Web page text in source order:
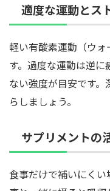
適度な運動とス
軽い有酸素運動（ウ
す。過度な運動は逆
ない強度が目安です
らしましょう。
サプリメントの
食事だけで補いにく